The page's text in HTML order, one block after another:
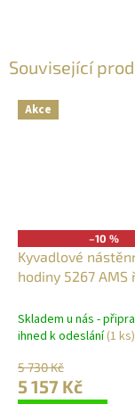
Související
Akce
–10 %
Kyvadlové
hodiny 5267 AMS
Skladem u nás -
ihned k odeslání(1 ks)
5 730 Kč
5 157 Kč